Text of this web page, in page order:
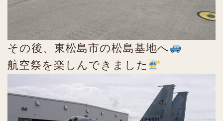
その後、東松島市の松島基地へ
航空祭を楽しんできました